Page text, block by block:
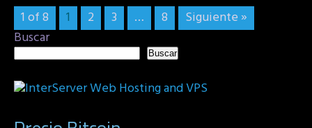
1 of 8 1 2 3 … 8
Siguiente »
Buscar
Buscar